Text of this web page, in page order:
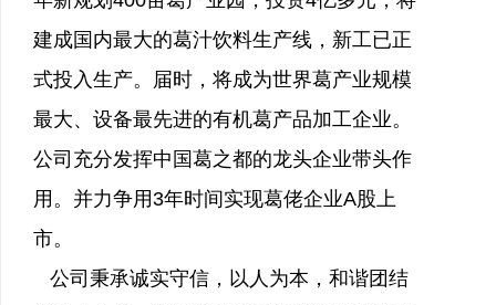
建成国内最大的葛汁饮料生产线，新工已正
式投入生产。届时，将成为世界葛产业规模
最大、设备最先进的有机葛产品加工企业。
公司充分发挥中国葛之都的龙头企业带头作
用。并力争用3年时间实现葛佬企业A股上
市。
公司秉承诚实守信，以人为本，和谐团结